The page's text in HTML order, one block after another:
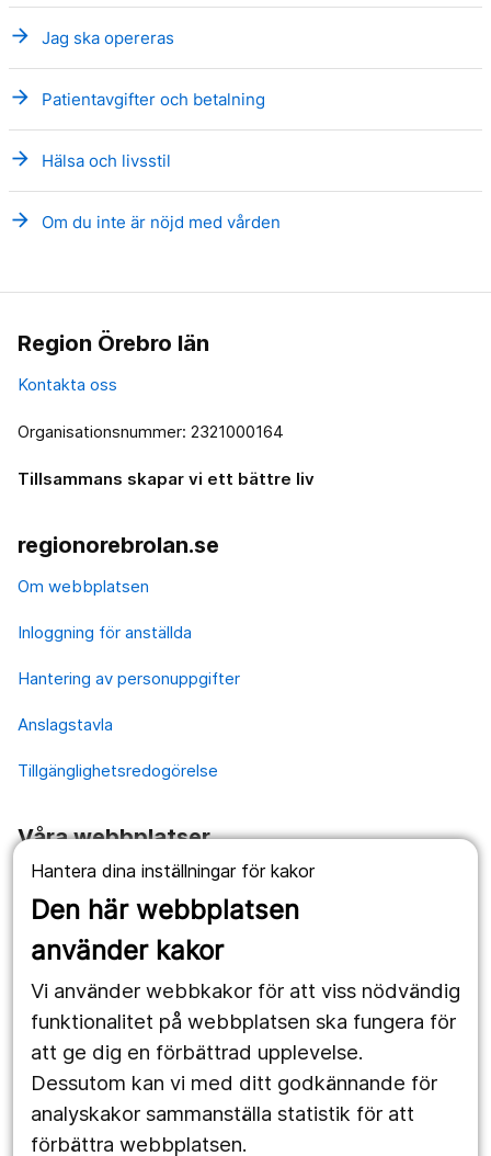
Hantera dina inställningar för kakor
Den här webbplatsen
använder kakor
Vi använder webbkakor för att viss nödvändig
funktionalitet på webbplatsen ska fungera för
att ge dig en förbättrad upplevelse.
Dessutom kan vi med ditt godkännande för
analyskakor sammanställa statistik för att
förbättra webbplatsen.
arrow_forward Jag ska opereras
arrow_forward Patientavgifter och betalning
arrow_forward Hälsa och livsstil
arrow_forward Om du inte är nöjd med vården
Region Örebro län
Kontakta oss
Organisationsnummer: 2321000164
Tillsammans skapar vi ett bättre liv
regionorebrolan.se
Om webbplatsen
Inloggning för anställda
Hantering av personuppgifter
Anslagstavla
Tillgänglighetsredogörelse
Våra webbplatser
1177.se
Länstrafiken
Utveckling
Följ oss
Facebook